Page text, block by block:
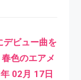
デビュー曲を
色のエアメ
02月 17日